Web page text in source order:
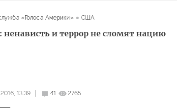
«Голоса Америки» США
ненависть и террор не сломят нацию
13:39 41 2765